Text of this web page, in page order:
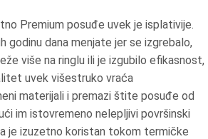
Premium posuđe uvek je isplativije.
godinu dana menjate jer se izgrebalo,
više na ringlu ili je izgubilo efikasnost,
uvek višestruko vraća
materijali i premazi štite posuđe od
im istovremeno nelepljivi površinski
je izuzetno koristan tokom termičke